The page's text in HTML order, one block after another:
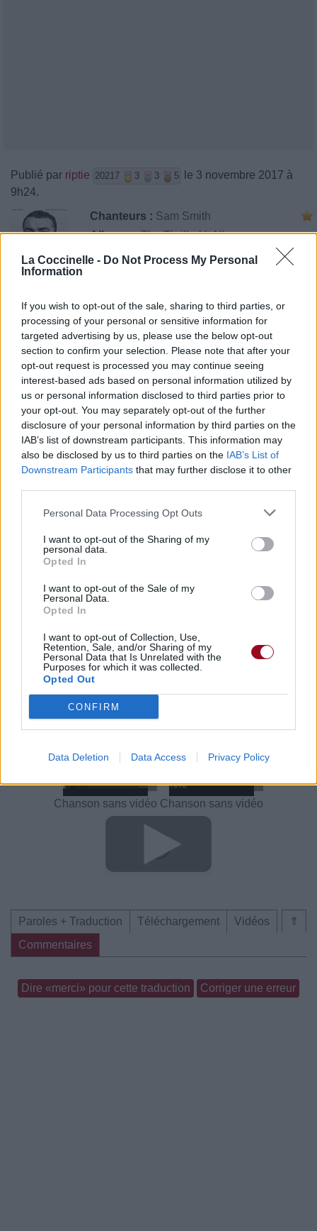
La Coccinelle - Do Not Process My Personal
Information
If you wish to opt-out of the sale, sharing to third parties, or
processing of your personal or sensitive information for
targeted advertising by us, please use the below opt-out
section to confirm your selection. Please note that after your
opt-out request is processed you may continue seeing
interest-based ads based on personal information utilized by
us or personal information disclosed to third parties prior to
your opt-out. You may separately opt-out of the further
disclosure of your personal information by third parties on the
IAB’s list of downstream participants. This information may
also be disclosed by us to third parties on the IAB’s List of
Downstream Participants that may further disclose it to other
Personal Data Processing Opt Outs
I want to opt-out of the Sharing of my
personal data.
Opted In
I want to opt-out of the Sale of my
Personal Data.
Opted In
I want to opt-out of Collection, Use,
Retention, Sale, and/or Sharing of my
Personal Data that Is Unrelated with the
Purposes for which it was collected.
Opted Out
CONFIRM
Data Deletion Data Access Privacy Policy
Publié par riptie 20217 3 3 5
le 3 novembre 2017 à
9h24.
Chanteurs : Sam Smith
Albums : The Thrill of It All
Paroles + Traduction Téléchargement
Vidéos
Commentaires
Pour prolonger le plaisir musical :
Vous aimez chanter, apprenez la guitare chez
Télécharger légalement les MP3 sur
Télécharger légalement les MP3 ou trouver le CD sur
Trouver des vinyles et des CD sur
Paroles + Traduction
Commentaires
Voir la vidéo de «One Last Song»
Concert/Live
Chanson sans vidéo Chanson sans vidéo
⇑
Paroles + Traduction Téléchargement
Vidéos
Commentaires
Dire «merci» pour cette traduction Corriger une erreur